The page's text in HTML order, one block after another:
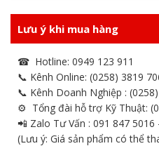
Lưu ý khi mua hàng
☎ Hotline: 0949 123 911
📞 Kênh Online: (0258) 3819
📞 Kênh Doanh Nghiệp :
⚙ Tổng đài hỗ trợ Kỹ Thuật:
📲 Zalo Tư Vấn : 091 847 5016
(Lưu ý: Giá sản phẩm có thể